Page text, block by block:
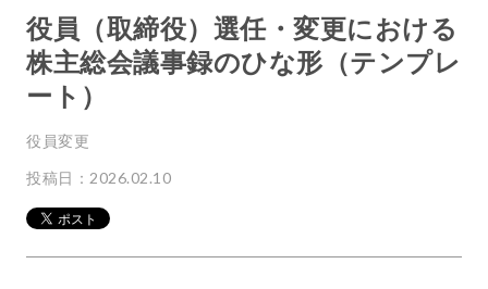
役員（取締役）選任・変更における
株主総会議事録のひな形（テンプレ
ート）
役員変更
投稿日：2026.02.10